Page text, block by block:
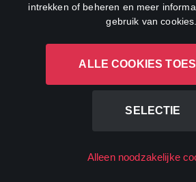
intrekken of beheren en meer
gebruik van cookies.
ALLE COOKIES
SELECTIE
Alleen noodzakelijke
RTL 5
RTL 8
Net5